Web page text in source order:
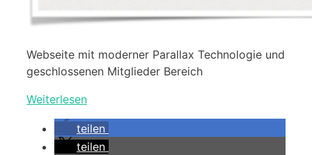
Webseite mit moderner Parallax Technologie und
geschlossenen Mitglieder Bereich
Weiterlesen
teilen
teilen